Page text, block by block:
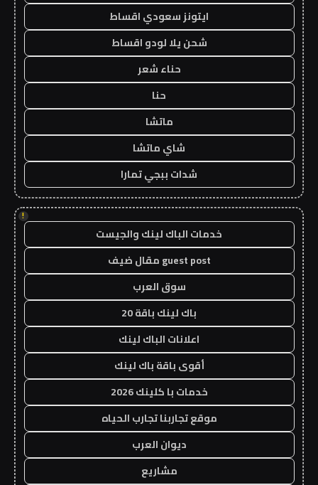
ايتونز سعودي اقساط
شحن يلا لودو اقساط
حناء شعر
حنا
ماتشا
شاي ماتشا
شدات ببجي تمارا
!
خدمات الباك لينك والجيست
guest post مقال ضيف
سوق العرب
باك لينك باقة 20
اعلانات الباك لينك
أقوى باقة باك لينك
خدمات با كلينك 2026
موقع تجاربنا تجارب الحياه
ديوان العرب
مشاريع